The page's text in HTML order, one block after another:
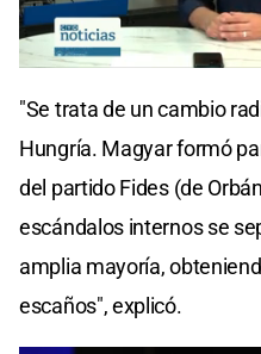
"Se trata de un cambio
Hungría. Magyar formó
del partido Fides (de
escándalos internos se
amplia mayoría,
escaños", explicó.